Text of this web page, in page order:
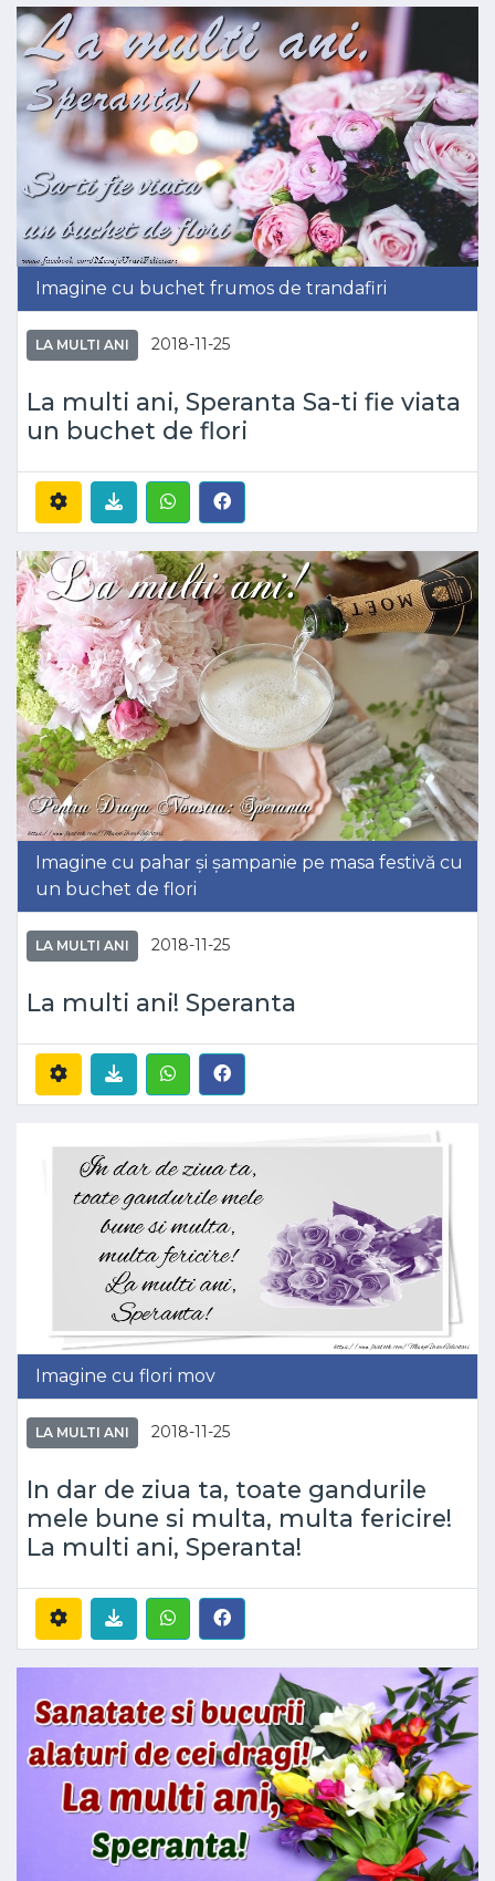
Imagine cu buchet frumos de trandafiri
LA MULTI ANI 2018-11-25
La multi ani, Speranta Sa-ti fie viata
un buchet de flori
Imagine cu pahar și șampanie pe masa festivă cu
un buchet de flori
LA MULTI ANI 2018-11-25
La multi ani! Speranta
Imagine cu flori mov
LA MULTI ANI 2018-11-25
In dar de ziua ta, toate gandurile
mele bune si multa, multa fericire!
La multi ani, Speranta!